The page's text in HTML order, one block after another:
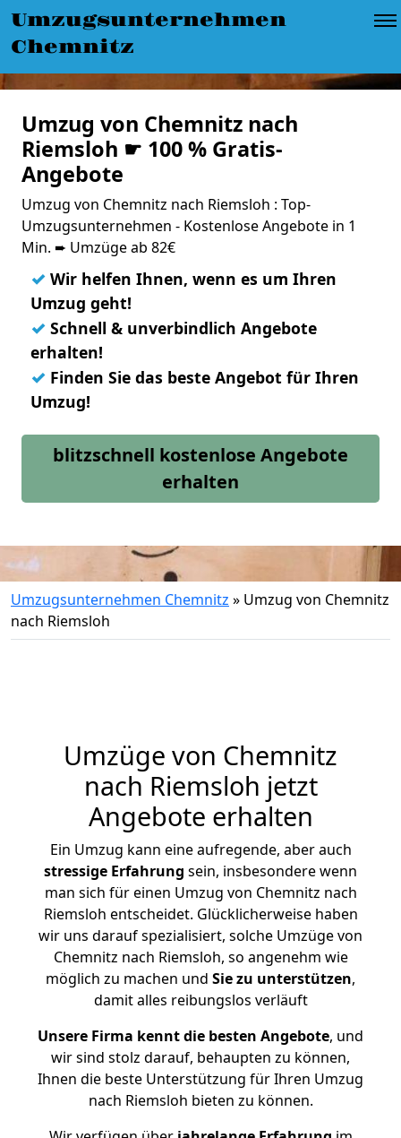
Umzugsunternehmen
Chemnitz
Umzug von Chemnitz nach
Riemsloh ☛ 100 % Gratis-
Angebote
Umzug von Chemnitz nach Riemsloh : Top-
Umzugsunternehmen - Kostenlose Angebote in 1
Min. ➨ Umzüge ab 82€
✓ Wir helfen Ihnen, wenn es um Ihren
Umzug geht!
✓ Schnell & unverbindlich Angebote
erhalten!
✓ Finden Sie das beste Angebot für Ihren
Umzug!
blitzschnell kostenlose Angebote
erhalten
Umzugsunternehmen Chemnitz » Umzug von Chemnitz
nach Riemsloh
Umzüge von Chemnitz
nach Riemsloh jetzt
Angebote erhalten
Ein Umzug kann eine aufregende, aber auch
stressige Erfahrung sein, insbesondere wenn
man sich für einen Umzug von Chemnitz nach
Riemsloh entscheidet. Glücklicherweise haben
wir uns darauf spezialisiert, solche Umzüge von
Chemnitz nach Riemsloh, so angenehm wie
möglich zu machen und Sie zu unterstützen,
damit alles reibungslos verläuft
Unsere Firma kennt die besten Angebote, und
wir sind stolz darauf, behaupten zu können,
Ihnen die beste Unterstützung für Ihren Umzug
nach Riemsloh bieten zu können.